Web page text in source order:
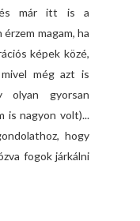
és már itt is a
magam, ha
képek közé,
még azt is
olyan gyorsan
is nagyon volt)...
hogy
fogok járkálni